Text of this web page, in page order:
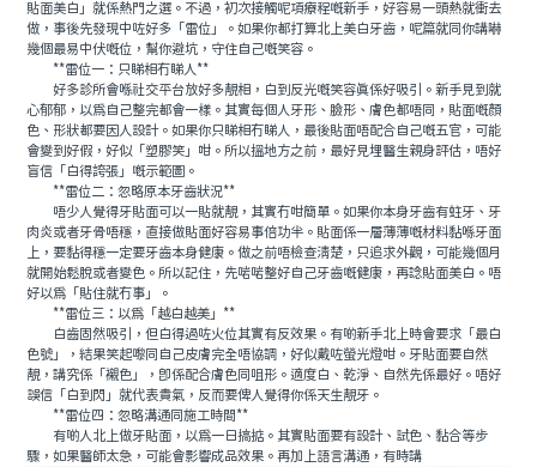
貼面美白」就係熱門之選。不過，初次接觸呢項療程嘅新手，好容易一頭熱就衝去
做，事後先發現中咗好多「雷位」。如果你都打算北上美白牙齒，呢篇就同你講嚇
幾個最易中伏嘅位，幫你避坑，守住自己嘅笑容。
**雷位一：只睇相冇睇人**
好多診所會喺社交平台放好多靚相，白到反光嘅笑容真係好吸引。新手見到就
心郁郁，以為自己整完都會一樣。其實每個人牙形、臉形、膚色都唔同，貼面嘅顏
色、形狀都要因人設計。如果你只睇相冇睇人，最後貼面唔配合自己嘅五官，可能
會變到好假，好似「塑膠笑」咁。所以搵地方之前，最好見埋醫生親身評估，唔好
盲信「白得誇張」嘅示範圖。
**雷位二：忽略原本牙齒狀況**
唔少人覺得牙貼面可以一貼就靚，其實冇咁簡單。如果你本身牙齒有蛀牙、牙
肉炎或者牙骨唔穩，直接做貼面好容易事倍功半。貼面係一層薄薄嘅材料黏喺牙面
上，要黏得穩一定要牙齒本身健康。做之前唔檢查清楚，只追求外觀，可能幾個月
就開始鬆脫或者變色。所以記住，先啱啱整好自己牙齒嘅健康，再諗貼面美白。唔
好以為「貼住就冇事」。
**雷位三：以為「越白越美」**
白齒固然吸引，但白得過咗火位其實有反效果。有啲新手北上時會要求「最白
色號」，結果笑起嚟同自己皮膚完全唔協調，好似戴咗螢光燈咁。牙貼面要自然
靚，講究係「襯色」，即係配合膚色同咀形。適度白、乾淨、自然先係最好。唔好
誤信「白到閃」就代表貴氣，反而要俾人覺得你係天生靚牙。
**雷位四：忽略溝通同施工時間**
有啲人北上做牙貼面，以為一日搞掂。其實貼面要有設計、試色、黏合等步
驟，如果醫師太急，可能會影響成品效果。再加上語言溝通，有時講